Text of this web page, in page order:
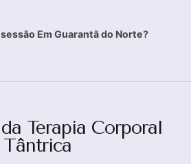
Em Guarantã do Norte?
Terapia Corporal
Tântrica